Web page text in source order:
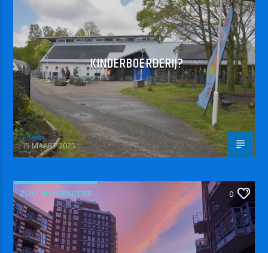
KINDERBOERDERIJ?
admin
15 MAART 2025
ZOETRMEERACTIEF 0